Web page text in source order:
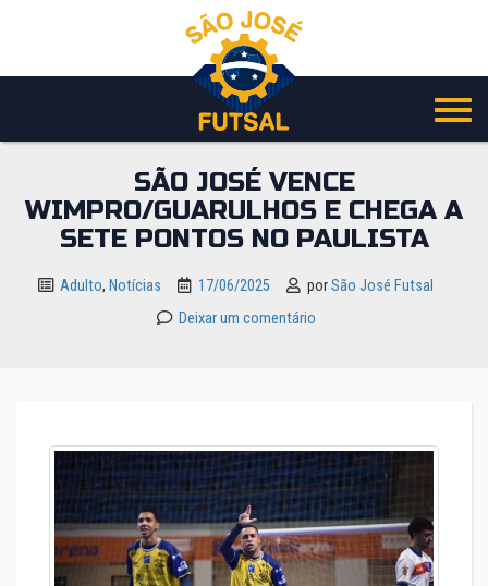
o
SÃO JOSÉ VENCE
WIMPRO/GUARULHOS E CHEGA A
SETE PONTOS NO PAULISTA
Adulto, Notícias 17/06/2025 porSão José Futsal
Deixar um comentário